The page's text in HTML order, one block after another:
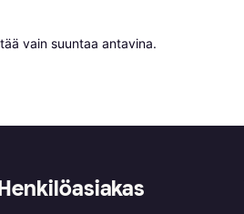
vain suuntaa antavina.